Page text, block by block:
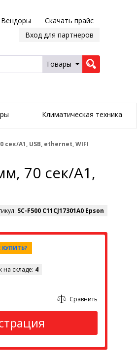
Вендоры
Скачать прайс
Вход для партнеров
Товары
Климатическая техника
сек/А1, USB, ethernet, WIFI
70 сек/А1,
SC-F500 C11CJ17301A0 Epson
КУПИТЬ?
на складе: 4
Сравнить